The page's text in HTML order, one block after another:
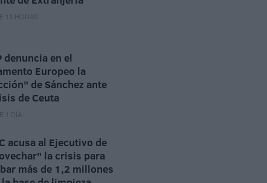
13 HORAS
denuncia en el
Europeo la
de Sánchez ante
de Ceuta
1 DÍA
acusa al Ejecutivo de
la crisis para
más de 1,2 millones